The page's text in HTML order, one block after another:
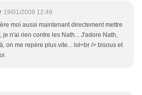
19/01/2009 12:49
moi aussi maintenant directement mettre
je n'ai rien contre les Nath... J'adore Nath,
on me repère plus vite... lol<br /> bisous et